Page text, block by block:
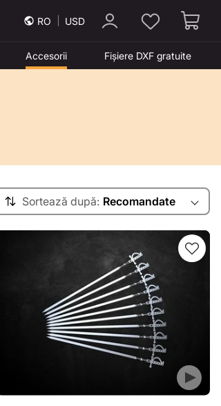
RO USD
Accesorii Fișiere DXF gratuite
Sortează după: Recomandate